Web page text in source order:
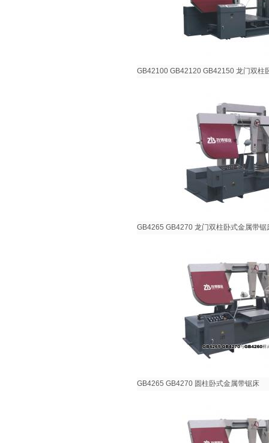
GB42100 GB42120 GB42150 龙门双柱
GB4265 GB4270 龙门双柱卧式金属带锯
GB4265 GB4270 圆柱卧式金属带锯床